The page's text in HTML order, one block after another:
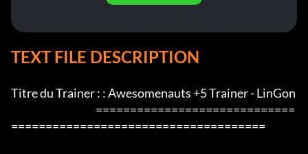
TEXT FILE DESCRIPTION
Titre du Trainer : : Awesomenauts +5 Trainer - LinGon
=====================================